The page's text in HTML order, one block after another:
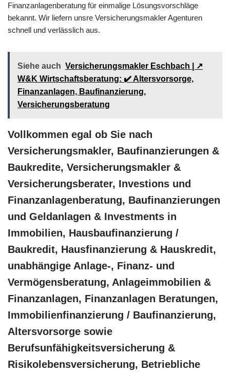
Finanzanlagenberatung für einmalige Lösungsvorschläge
bekannt. Wir liefern unsre Versicherungsmakler Agenturen
schnell und verlässlich aus.
Siehe auch Versicherungsmakler Eschbach | ↗️
W&K Wirtschaftsberatung: ✔️ Altersvorsorge,
Finanzanlagen, Baufinanzierung,
Versicherungsberatung
Vollkommen egal ob Sie nach
Versicherungsmakler, Baufinanzierungen &
Baukredite, Versicherungsmakler &
Versicherungsberater, Investions und
Finanzanlagenberatung, Baufinanzierungen
und Geldanlagen & Investments in
Immobilien, Hausbaufinanzierung /
Baukredit, Hausfinanzierung & Hauskredit,
unabhängige Anlage-, Finanz- und
Vermögensberatung, Anlageimmobilien &
Finanzanlagen, Finanzanlagen Beratungen,
Immobilienfinanzierung / Baufinanzierung,
Altersvorsorge sowie
Berufsunfähigkeitsversicherung &
Risikolebensversicherung, Betriebliche